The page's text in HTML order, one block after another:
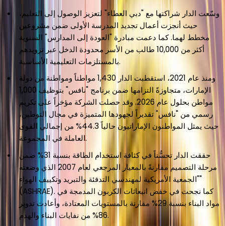
وسّعت الدار شراكتها مع "دبي العطاء" لتعزيز الوصول إلى التعليم،
حيث أنجزت أعمال تجديد المدرسة الأولى ضمن مشروعين
مخطط لهما. كما دعمت مبادرة "العودة إلى المدارس" السنوية
أكثر من 10,000 طالب من الأسر محدودة الدخل عبر تزويدهم
بالمستلزمات التعليمية الأساسية.
ومنذ عام 2021، استقطبت الدار 1,430 مواطناً ومواطنة من دولة
الإمارات، متجاوزةً التزامها ضمن برنامج "نافس" بتوظيف 1,000
مواطن بحلول عام 2026. وقد حصلت الشركة مؤخراً على تكريم
رسمي من "نافس" تقديراً لجهودها المتميزة في مجال التوطين،
حيث يمثل المواطنون الإماراتيون حالياً 44.3% من إجمالي القوى
العاملة في المجموعة.
حققت الدار تحسُّناً في كثافة استخدام الطاقة بنسبة 31% ضمن
مرحلة التصميم مقارنةً بالمعيار المرجعي لعام 2007 الذي وضعته
"الجمعية الأمريكية لمهندسي التدفئة والتبريد وتكييف الهواء"
(ASHRAE). كما نجحت في خفض انبعاثات الكربون المدمجة في
مواد البناء بنسبة 29% مقارنة بالمستويات المعتادة، وأعادت تدوير
86% من نفايات البناء والهدم.